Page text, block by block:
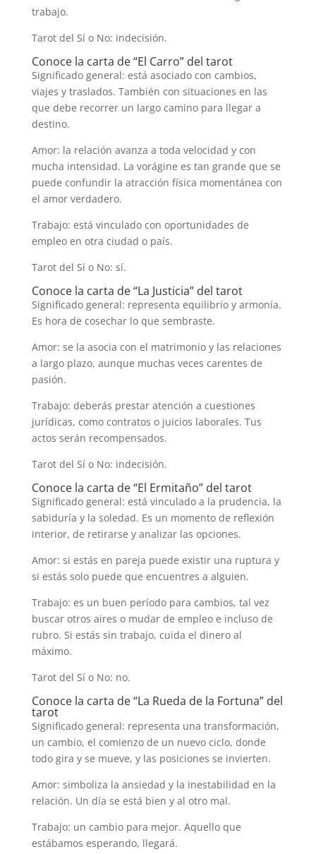
trabajo.
Tarot del Sí o No: indecisión.
Conoce la carta de “El Carro” del tarot
Significado general: está asociado con cambios,
viajes y traslados. También con situaciones en las
que debe recorrer un largo camino para llegar a
destino.
Amor: la relación avanza a toda velocidad y con
mucha intensidad. La vorágine es tan grande que se
puede confundir la atracción física momentánea con
el amor verdadero.
Trabajo: está vinculado con oportunidades de
empleo en otra ciudad o país.
Tarot del Sí o No: sí.
Conoce la carta de “La Justicia” del tarot
Significado general: representa equilibrio y armonía.
Es hora de cosechar lo que sembraste.
Amor: se la asocia con el matrimonio y las relaciones
a largo plazo, aunque muchas veces carentes de
pasión.
Trabajo: deberás prestar atención a cuestiones
jurídicas, como contratos o juicios laborales. Tus
actos serán recompensados.
Tarot del Sí o No: indecisión.
Conoce la carta de “El Ermitaño” del tarot
Significado general: está vinculado a la prudencia, la
sabiduría y la soledad. Es un momento de reflexión
interior, de retirarse y analizar las opciones.
Amor: si estás en pareja puede existir una ruptura y
si estás solo puede que encuentres a alguien.
Trabajo: es un buen período para cambios, tal vez
buscar otros aires o mudar de empleo e incluso de
rubro. Si estás sin trabajo, cuida el dinero al
máximo.
Tarot del Sí o No: no.
Conoce la carta de “La Rueda de la Fortuna” del
tarot
Significado general: representa una transformación,
un cambio, el comienzo de un nuevo ciclo, donde
todo gira y se mueve, y las posiciones se invierten.
Amor: simboliza la ansiedad y la inestabilidad en la
relación. Un día se está bien y al otro mal.
Trabajo: un cambio para mejor. Aquello que
estábamos esperando, llegará.